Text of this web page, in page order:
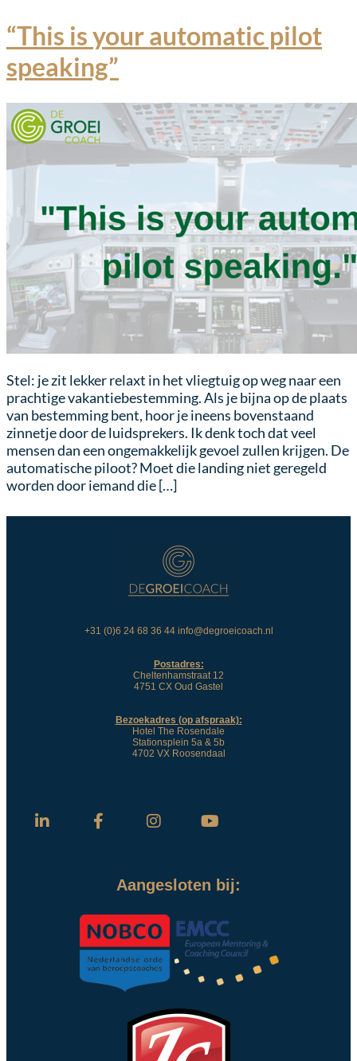
“This is your automatic pilot
speaking”
Stel: je zit lekker relaxt in het vliegtuig op weg naar een
prachtige vakantiebestemming. Als je bijna op de plaats
van bestemming bent, hoor je ineens bovenstaand
zinnetje door de luidsprekers. Ik denk toch dat veel
mensen dan een ongemakkelijk gevoel zullen krijgen. De
automatische piloot? Moet die landing niet geregeld
worden door iemand die […]
+31 (0)6 24 68 36 44 info@degroeicoach.nl
Postadres:
Cheltenhamstraat 12
4751 CX Oud Gastel
Bezoekadres (op afspraak):
Hotel The Rosendale
Stationsplein 5a & 5b
4702 VX Roosendaal
Aangesloten bij: